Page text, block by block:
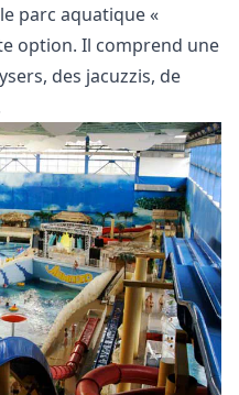
parc aquatique «
option. Il comprend une
des jacuzzis, de